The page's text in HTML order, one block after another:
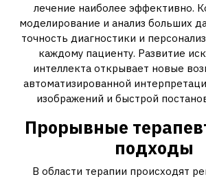
лечение наиболее эффективно.
моделирование и анализ больших
точность диагностики и
каждому пациенту. Развитие
интеллекта открывает новые
автоматизированной
изображений и быстрой
Прорывные
подходы
В области терапии происходят